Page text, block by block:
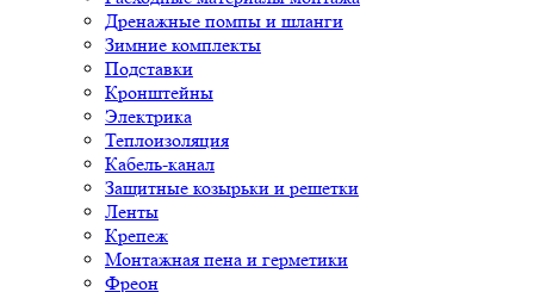
Дренажные помпы и шланги
Зимние комплекты
Подставки
Кронштейны
Электрика
Теплоизоляция
Кабель-канал
Защитные козырьки и решетки
Ленты
Крепеж
Монтажная пена и герметики
Фреон